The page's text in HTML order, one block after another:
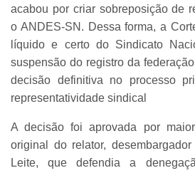
acabou por criar sobreposição de
o ANDES-SN. Dessa forma, a
líquido e certo do Sindicato
suspensão do registro da
decisão definitiva no processo
representatividade sindical
A decisão foi aprovada por
original do relator,
Leite, que defendia a